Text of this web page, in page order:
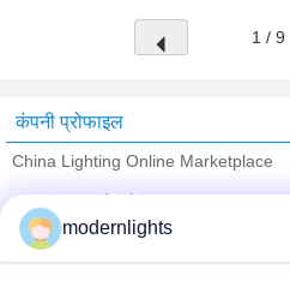
1 / 9
कंपनी प्रोफाइल
China Lighting Online Marketplace
Trust Seal
Verified Suplier
modernlights